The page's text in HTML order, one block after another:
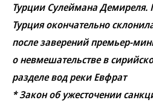
Турции Сулеймана
Турция окончательно
после заверений премьер-
о невмешательстве в
разделе вод реки Евфрат
* Закон об ужесточении